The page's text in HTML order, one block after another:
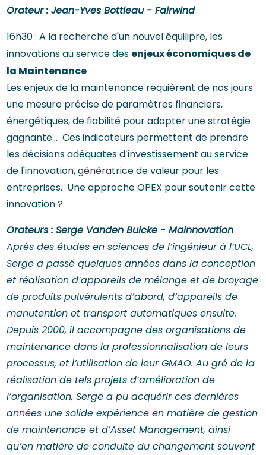
Orateur : Jean-Yves Bottieau - Fairwind
16h30 : A la recherche d'un nouvel équilipre, les
innovations au service des enjeux économiques de
la Maintenance
Les enjeux de la maintenance requièrent de nos jours
une mesure précise de paramètres financiers,
énergétiques, de fiabilité pour adopter une stratégie
gagnante... Ces indicateurs permettent de prendre
les décisions adéquates d’investissement au service
de l'innovation, génératrice de valeur pour les
entreprises. Une approche OPEX pour soutenir cette
innovation ?
Orateurs : Serge Vanden Bulcke - Mainnovation
Après des études en sciences de l’ingénieur à l’UCL,
Serge a passé quelques années dans la conception
et réalisation d’appareils de mélange et de broyage
de produits pulvérulents d’abord, d’appareils de
manutention et transport automatiques ensuite.
Depuis 2000, il accompagne des organisations de
maintenance dans la professionnalisation de leurs
processus, et l’utilisation de leur GMAO. Au gré de la
réalisation de tels projets d’amélioration de
l’organisation, Serge a pu acquérir ces dernières
années une solide expérience en matière de gestion
de maintenance et d’Asset Management, ainsi
qu’en matière de conduite du changement souvent